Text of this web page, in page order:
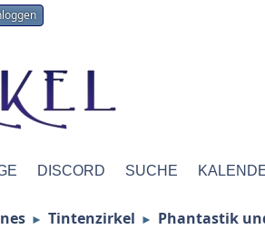
DISCORD SUCHE
► Tintenzirkel ► Phantastik